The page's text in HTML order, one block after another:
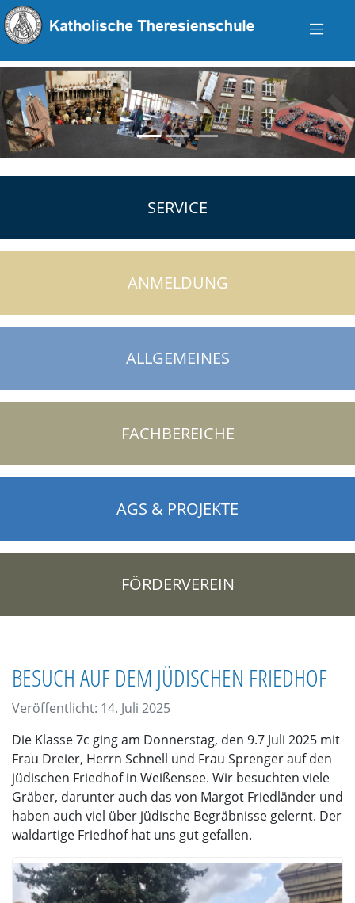
zurück
SERVICE
ANMELDUNG
ALLGEMEINES
FACHBEREICHE
AGS & PROJEKTE
FÖRDERVEREIN
BESUCH AUF DEM JÜDISCHEN FRIEDHOF
Veröffentlicht: 14. Juli 2025
Die Klasse 7c ging am Donnerstag, den 9.7 Juli 2025 mit
Frau Dreier, Herrn Schnell und Frau Sprenger auf den
jüdischen Friedhof in Weißensee. Wir besuchten viele
Gräber, darunter auch das von Margot Friedländer und
haben auch viel über jüdische Begräbnisse gelernt. Der
waldartige Friedhof hat uns gut gefallen.